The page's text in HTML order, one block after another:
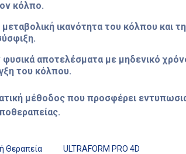
κόλπο.
ικανότητα του κόλπου και
αποτελέσματα με μηδενικό
του κόλπου.
μέθοδος που προσφέρει
Θεραπεία
ULTRAFORM PRO 4D